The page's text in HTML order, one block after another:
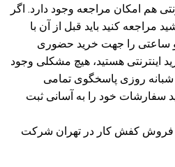
هم امکان مراجعه وجود دارد. اگر
کنید باید قبل از آن با
و ساعتی را جهت خرید حضوری
اینترنتی هستید، هیچ مشکلی وجود
روزی پاسخگوی تمامی
سفارشات خود را به آسانی ثبت